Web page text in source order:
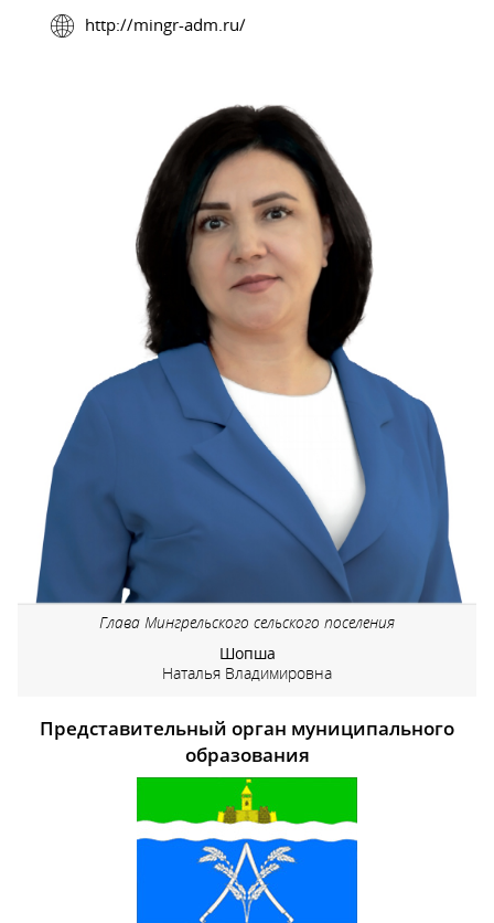
http://mingr-adm.ru/
Глава Мингрельского сельского поселения
Шопша
Наталья Владимировна
Представительный орган муниципального
образования